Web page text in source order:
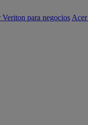
para negocios